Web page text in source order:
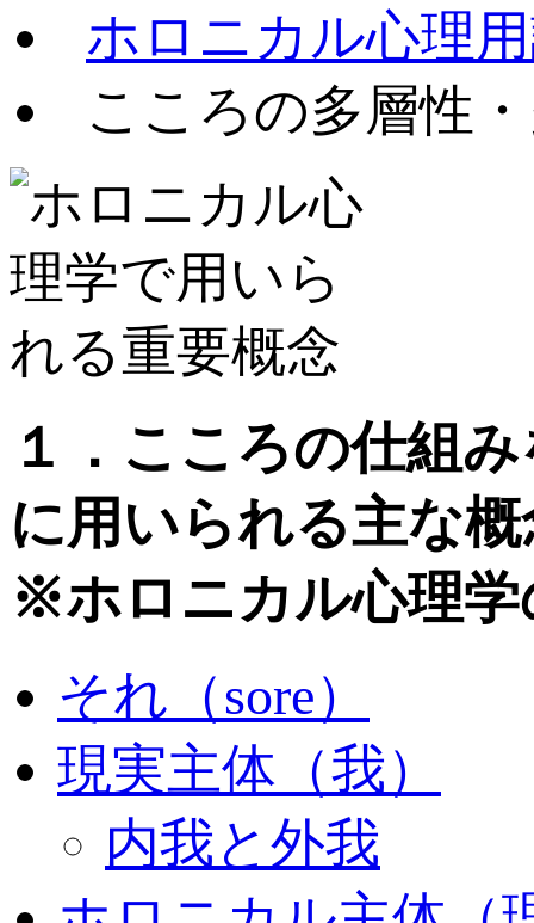
ホロニカル心理
こころの多層性
１．こころの仕組
に用いられる主な概
※ホロニカル心理学
それ（sore）
現実主体（我）
内我と外我